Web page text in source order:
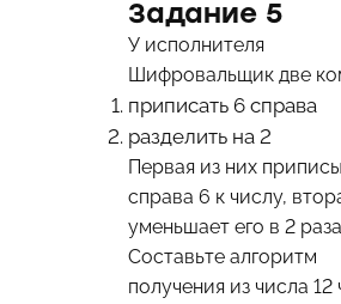
Задание 5
У исполнителя
Шифровальщик две
приписать 6 справа
разделить на 2
Первая из них
справа 6 к числу,
уменьшает его в 2
Составьте алгоритм
получения из числа 12